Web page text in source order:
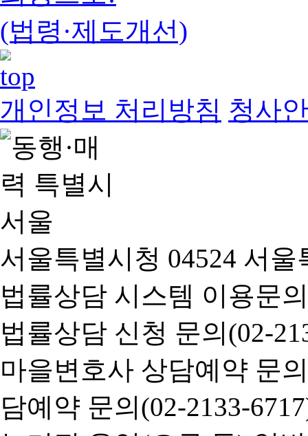
(법령·제도개선)
개인정보 처리방침 청사
서울특별시청 04524 서
법률상담 시스템 이용문
법률상담 신청 문의(02-
마을변호사 상담예약 문
담예약 문의(02-2133-